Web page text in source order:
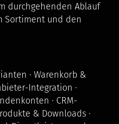
durchgehenden Ablauf
Sortiment und den
· Warenkorb &
Integration ·
· CRM-
& Downloads ·